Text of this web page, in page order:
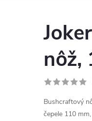
nôž,
Bushcraftový
čepele 110